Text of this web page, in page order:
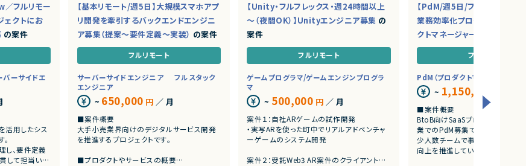
フルリモー
ェクトにお
の案件
バーサイドエ
活用したシス
し、要件定義
して担当いた
【基本リモート/週5日】大規模スマホアプ
リ開発を牽引するバックエンドエンジニ
ア募集（提案～要件定義～実装） の案件
フルリモート
サーバーサイドエンジニア
フルスタック
エンジニア
~ 650,000 円 ／ 月
■案件概要
大手小売業界向けのデジタルサービス開発
を推進するプロジェクトです。
■プロダクトやサービスの概要
【Unity・フルフレックス・週24時間以上
～（夜間OK）】Unityエンジニア募集 の
案件
フルリモート
ゲームプログラマ/ゲームエンジンプログラ
マ
~ 500,000 円 ／ 月
案件１：自社ARゲームの試作開発
・実写ARを使った町中でリアルアドベンチャ
ーゲームのシステム開発
案件２：受託Web3 AR案件のクライアント開
【PdM/週5日/フルリモ】AI・
業務効率化プロダクトを推進
クトマネージャー募集
フルリモート
PdM（プロダクトマネージャー）
~ 1,150,000
■案件概要
BtoB向けSaaSプロダクトを展開
業でのPdM募集です。
少人数チームで事業成長とプロ
向上を推進しています。